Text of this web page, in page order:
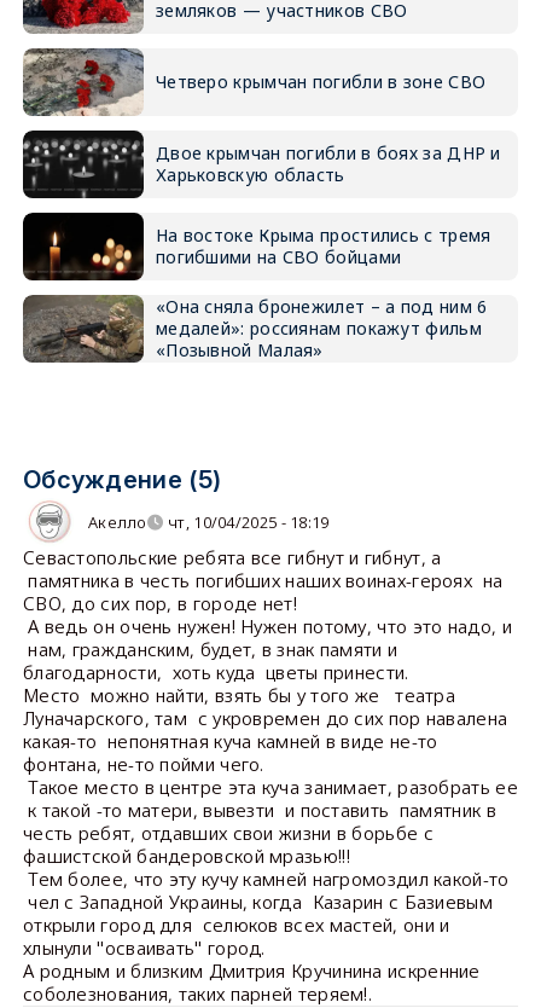
земляков — участников СВО
Четверо крымчан погибли в зоне СВО
Двое крымчан погибли в боях за ДНР и
Харьковскую область
На востоке Крыма простились с тремя
погибшими на СВО бойцами
«Она сняла бронежилет – а под ним 6
медалей»: россиянам покажут фильм
«Позывной Малая»
Обсуждение (5)
Акелло чт, 10/04/2025 - 18:19
Севастопольские ребята все гибнут и гибнут, а
памятника в честь погибших наших воинах-героях на
СВО, до сих пор, в городе нет!
А ведь он очень нужен! Нужен потому, что это надо, и
нам, гражданским, будет, в знак памяти и
благодарности, хоть куда цветы принести.
Место можно найти, взять бы у того же театра
Луначарского, там с укровремен до сих пор навалена
какая-то непонятная куча камней в виде не-то
фонтана, не-то пойми чего.
Такое место в центре эта куча занимает, разобрать ее
к такой -то матери, вывезти и поставить памятник в
честь ребят, отдавших свои жизни в борьбе с
фашистской бандеровской мразью!!!
Тем более, что эту кучу камней нагромоздил какой-то
чел с Западной Украины, когда Казарин с Базиевым
открыли город для селюков всех мастей, они и
хлынули "осваивать" город.
А родным и близким Дмитрия Кручинина искренние
соболезнования, таких парней теряем!.